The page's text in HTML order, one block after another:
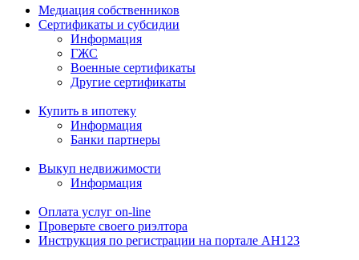
Медиация собственников
Сертификаты и субсидии
Информация
ГЖС
Военные сертификаты
Другие сертификаты
Купить в ипотеку
Информация
Банки партнеры
Выкуп недвижимости
Информация
Оплата услуг on-line
Проверьте своего риэлтора
Инструкция по регистрации на портале АН123